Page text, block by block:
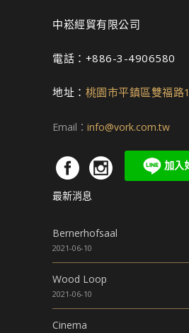
中崧經貿有限公司
電話：+886-3-4906580
地址： 桃園市平鎮區雙福
Email： info@vork.com.tw
最新消息
Bernerhofsaal
2021-06-10
Wood Loop
2021-06-10
Cinema